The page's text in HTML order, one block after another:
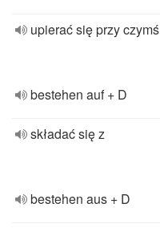
upierać się przy czymś
bestehen auf + D
składać się z
bestehen aus + D